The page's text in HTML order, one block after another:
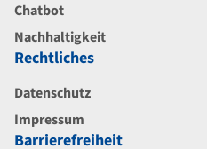
Chatbot
Nachhaltigkeit
Rechtliches
Datenschutz
Impressum
Barrierefreiheit